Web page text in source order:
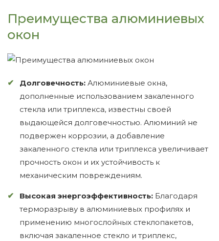
Преимущества алюминиевых
окон
Долговечность: Алюминиевые окна,
дополненные использованием закаленного
стекла или триплекса, известны своей
выдающейся долговечностью. Алюминий не
подвержен коррозии, а добавление
закаленного стекла или триплекса увеличивает
прочность окон и их устойчивость к
механическим повреждениям.
Высокая энергоэффективность: Благодаря
терморазрыву в алюминиевых профилях и
применению многослойных стеклопакетов,
включая закаленное стекло и триплекс,